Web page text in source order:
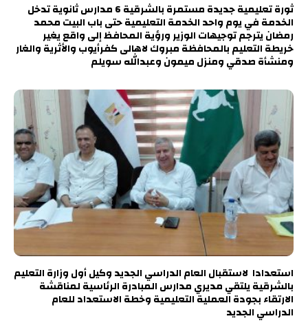
ثورة تعليمية جديدة مستمرة بالشرقية 6 مدارس ثانوية تدخل
الخدمة في يوم واحد الخدمة التعليمية حتى باب البيت محمد
رمضان يترجم توجيهات الوزير ورؤية المحافظ إلى واقع يغير
خريطة التعليم بالمحافظة مبروك لاهالى كفرأيوب والأثرية والغار
ومنشأة صدقي ومنزل ميمون وعبدالله سويلم
استعدادا لاستقبال العام الدراسي الجديد وكيل أول وزارة التعليم
بالشرقية يلتقي مديري مدارس المبادرة الرئاسية لمناقشة
الارتقاء بجودة العملية التعليمية وخطة الاستعداد للعام
الدراسي الجديد